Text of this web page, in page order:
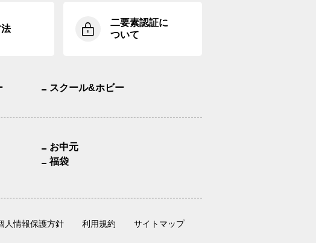
二要素認証に
ついて
スクール&ホビー
お中元
福袋
人情報保護方針 利用規約 サイトマップ